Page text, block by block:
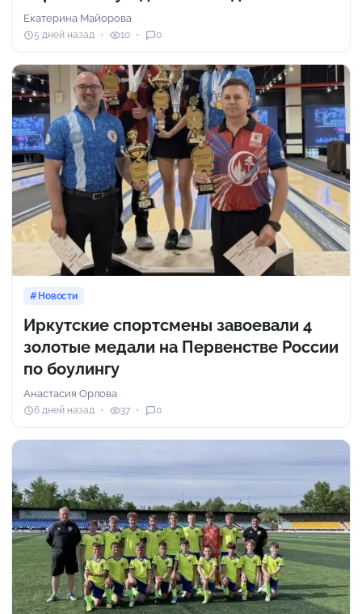
Екатерина Майорова
5 дней назад 10 0
Новости
Иркутские спортсмены завоевали 4
золотые медали на Первенстве России
по боулингу
Анастасия Орлова
6 дней назад 37 0